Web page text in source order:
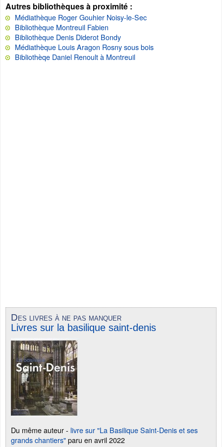
Autres bibliothèques à proximité :
Médiathèque Roger Gouhier Noisy-le-Sec
Bibliothèque Montreuil Fabien
Bibliothèque Denis Diderot Bondy
Médiathèque Louis Aragon Rosny sous bois
Bibliothèqe Daniel Renoult à Montreuil
Des livres à ne pas manquer
Livres sur la basilique saint-denis
Du même auteur - livre sur "La Basilique Saint-Denis et ses
grands chantiers"paru en avril 2022